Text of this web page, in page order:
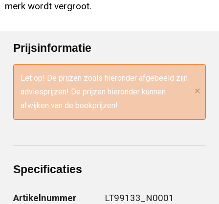
merk wordt vergroot.
Prijsinformatie
Let op! De prijzen zoals hieronder afgebeeld zijn
adviesprijzen! De prijzen hieronder kunnen
afwijken van de boekprijzen!
×
Specificaties
Artikelnummer LT99133_N0001